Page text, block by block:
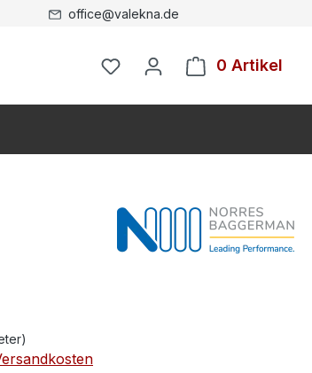
office@valekna.de
0 Artikel